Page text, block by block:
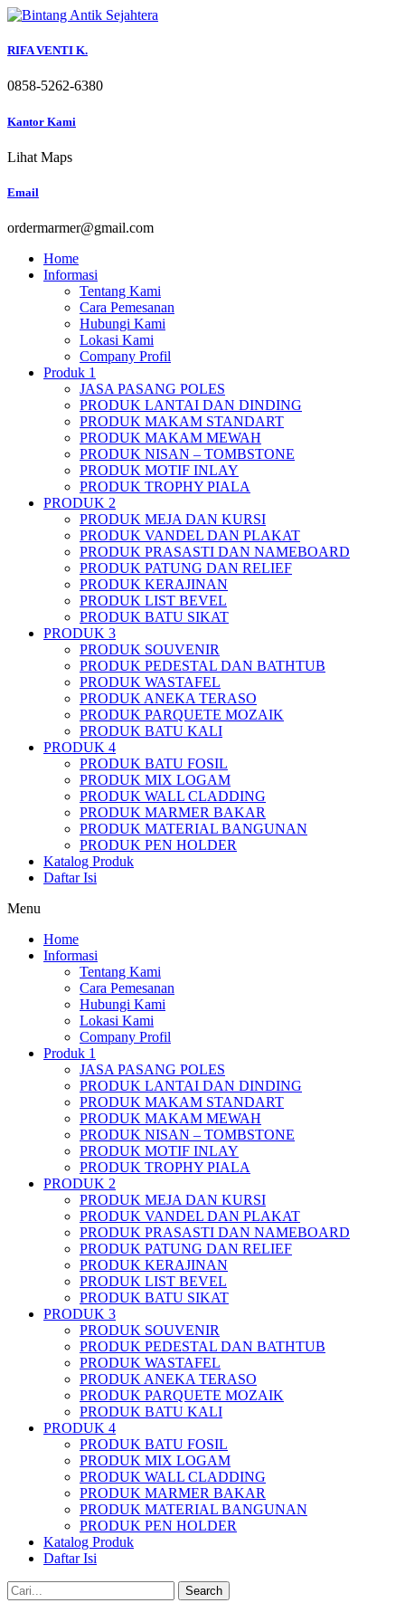
Skip
content
RIFA VENTI K.
0858-5262-6380
Kantor Kami
Lihat Maps
Email
ordermarmer@gmail.com
Home
Informasi
Tentang Kami
Cara Pemesanan
Hubungi Kami
Lokasi Kami
Company Profil
Produk 1
JASA PASANG POLES
PRODUK LANTAI DAN DINDING
PRODUK MAKAM STANDART
PRODUK MAKAM MEWAH
PRODUK NISAN – TOMBSTONE
PRODUK MOTIF INLAY
PRODUK TROPHY PIALA
PRODUK 2
PRODUK MEJA DAN KURSI
PRODUK VANDEL DAN PLAKAT
PRODUK PRASASTI DAN NAMEBOARD
PRODUK PATUNG DAN RELIEF
PRODUK KERAJINAN
PRODUK LIST BEVEL
PRODUK BATU SIKAT
PRODUK 3
PRODUK SOUVENIR
PRODUK PEDESTAL DAN BATHTUB
PRODUK WASTAFEL
PRODUK ANEKA TERASO
PRODUK PARQUETE MOZAIK
PRODUK BATU KALI
PRODUK 4
PRODUK BATU FOSIL
PRODUK MIX LOGAM
PRODUK WALL CLADDING
PRODUK MARMER BAKAR
PRODUK MATERIAL BANGUNAN
PRODUK PEN HOLDER
Katalog Produk
Daftar Isi
Menu
Home
Informasi
Tentang Kami
Cara Pemesanan
Hubungi Kami
Lokasi Kami
Company Profil
Produk 1
JASA PASANG POLES
PRODUK LANTAI DAN DINDING
PRODUK MAKAM STANDART
PRODUK MAKAM MEWAH
PRODUK NISAN – TOMBSTONE
PRODUK MOTIF INLAY
PRODUK TROPHY PIALA
PRODUK 2
PRODUK MEJA DAN KURSI
PRODUK VANDEL DAN PLAKAT
PRODUK PRASASTI DAN NAMEBOARD
PRODUK PATUNG DAN RELIEF
PRODUK KERAJINAN
PRODUK LIST BEVEL
PRODUK BATU SIKAT
PRODUK 3
PRODUK SOUVENIR
PRODUK PEDESTAL DAN BATHTUB
PRODUK WASTAFEL
PRODUK ANEKA TERASO
PRODUK PARQUETE MOZAIK
PRODUK BATU KALI
PRODUK 4
PRODUK BATU FOSIL
PRODUK MIX LOGAM
PRODUK WALL CLADDING
PRODUK MARMER BAKAR
PRODUK MATERIAL BANGUNAN
PRODUK PEN HOLDER
Katalog Produk
Daftar Isi
Search